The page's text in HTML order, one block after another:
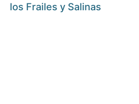
los Frailes y Salinas